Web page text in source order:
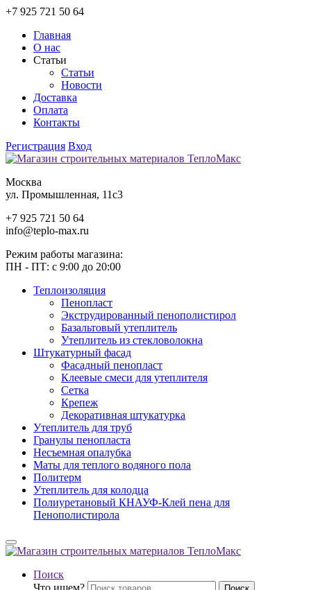
+7 925 721 50 64
Главная
О нас
Статьи
Статьи
Новости
Доставка
Оплата
Контакты
Регистрация Вход
Москва
ул. Промышленная, 11c3
+7 925 721 50 64
info@teplo-max.ru
Режим работы магазина:
ПН - ПТ: с 9:00 до 20:00
Теплоизоляция
Пенопласт
Экструдированный пенополистирол
Базальтовый утеплитель
Утеплитель из стекловолокна
Штукатурный фасад
Фасадный пенопласт
Клеевые смеси для утеплителя
Сетка
Крепеж
Декоративная штукатурка
Утеплитель для труб
Гранулы пенопласта
Несъемная опалубка
Маты для теплого водяного пола
Политерм
Утеплитель для колодца
Полиуретановый КНАУФ-Клей пена для
Пенополистирола
Поиск
Что ищем?